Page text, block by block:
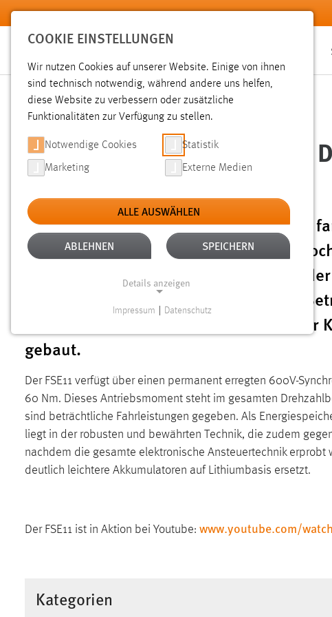
Zum Hauptinhalt springen
Sie sind hier:
Hochschule Aktuelles News der OTH Amberg-Weiden
RUNNING SNAIL: ROLLOUT
17.06.2011
In den Abendstunden des 15. Juni 2011
des Running Snail Racing Teams der
wurde auf der Basis des Rennwagens
Verbrennungsmotor) vom Team unter
Dr. Bernhard Frenzel und Prof. Dr.
gebaut.
Der FSE11 verfügt über einen permanent erregten 600V-
60 Nm. Dieses Antriebsmoment steht im gesamten
sind beträchtliche Fahrleistungen gegeben. Als
liegt in der robusten und bewährten Technik, die zudem
nachdem die gesamte elektronische Ansteuertechnik
deutlich leichtere Akkumulatoren auf Lithiumbasis ersetzt.
Der FSE11 ist in Aktion bei Youtube: www.youtube.com/watch
Kategorien
COOKIE EINSTELLUNGEN
Wir nutzen Cookies auf unserer Website. Einige von ihnen
sind technisch notwendig, während andere uns helfen,
diese Website zu verbessern oder zusätzliche
Funktionalitäten zur Verfügung zu stellen.
Notwendige Cookies Statistik
Marketing Externe Medien
ALLE AUSWÄHLEN
ABLEHNEN SPEICHERN
Details anzeigen
Notwendige Cookies ermöglichen grundlegende
Website erforderlich.
Einverständnis
Name: cookie_consent
Zweck:
Dieser Cookie speichert die
Impressum Datenschutz